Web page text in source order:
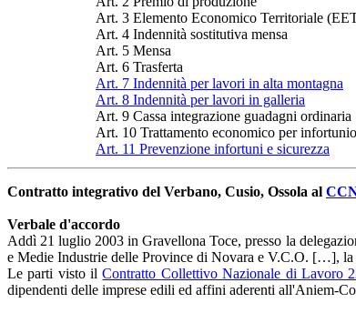
Art. 3 Elemento Economico Territoriale
Art. 4 Indennità sostitutiva mensa
Art. 5 Mensa
Art. 6 Trasferta
Art. 7 Indennità per lavori in alta montagna
Art. 8 Indennità per lavori in galleria
Art. 9 Cassa integrazione guadagni ordinaria
Art. 10 Trattamento economico per infortunio
Art. 11 Prevenzione infortuni e sicurezza
Contratto integrativo del Verbano, Cusio, Ossola al
Verbale d'accordo
Addì 21 luglio 2003 in Gravellona Toce, presso la
e Medie Industrie delle Province di Novara e V.C.O.
Le parti visto ilContratto Collettivo Nazionale di Lavoro
dipendenti delle imprese edili ed affini aderenti all'Aniem-